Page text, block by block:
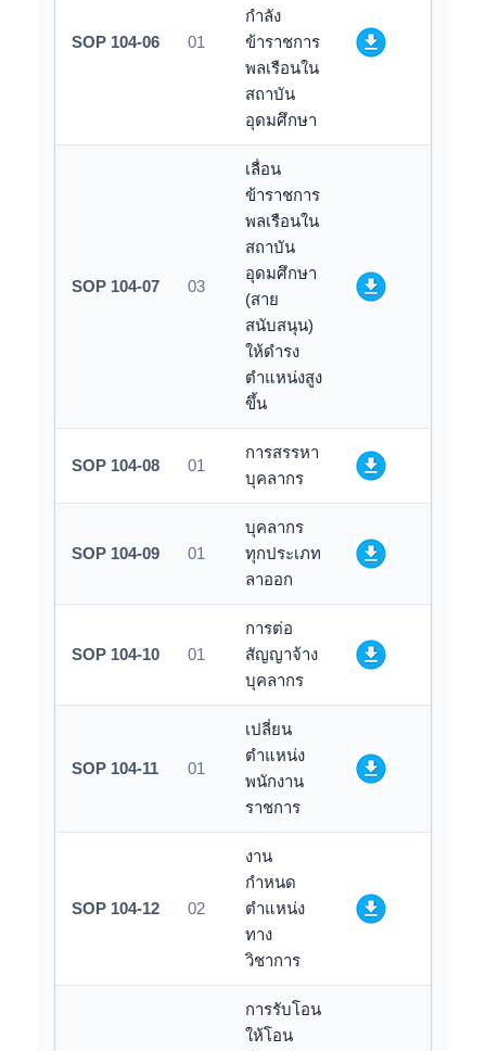
SOP 104-06 01
กำลัง
ข้าราชการ
พลเรือนใน
สถาบัน
อุดมศึกษา
SOP 104-07 03
เลื่อน
ข้าราชการ
พลเรือนใน
สถาบัน
อุดมศึกษา
(สาย
สนับสนุน)
ให้ดำรง
ตำแหน่งสูง
ขึ้น
SOP 104-08 01
การสรรหา
บุคลากร
SOP 104-09 01
บุคลากร
ทุกประเภท
ลาออก
SOP 104-10 01
การต่อ
สัญญาจ้าง
บุคลากร
SOP 104-11 01
เปลี่ยน
ตำแหน่ง
พนักงาน
ราชการ
SOP 104-12 02
งาน
กำหนด
ตำแหน่ง
ทาง
วิชาการ
การรับโอน
ให้โอน